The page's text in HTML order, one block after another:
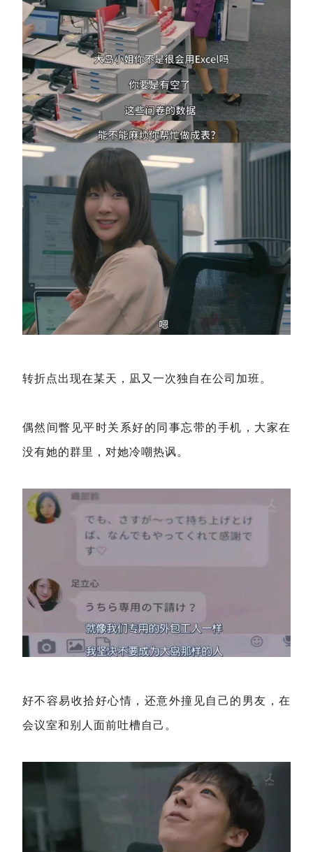
转折点出现在某天，凪又一次独自在公司加班。
偶然间瞥见平时关系好的同事忘带的手机，大家在
没有她的群里，对她冷嘲热讽。
好不容易收拾好心情，还意外撞见自己的男友，在
会议室和别人面前吐槽自己。